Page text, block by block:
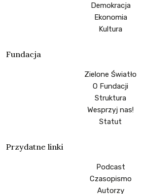
Demokracja
Ekonomia
Kultura
Fundacja
Zielone Światło
O Fundacji
Struktura
Wesprzyj nas!
Statut
Przydatne linki
Podcast
Czasopismo
Autorzy